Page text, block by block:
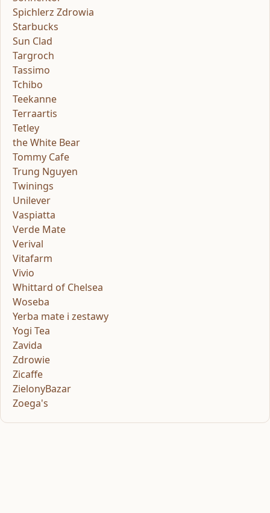
Spichlerz Zdrowia
Starbucks
Sun Clad
Targroch
Tassimo
Tchibo
Teekanne
Terraartis
Tetley
the White Bear
Tommy Cafe
Trung Nguyen
Twinings
Unilever
Vaspiatta
Verde Mate
Verival
Vitafarm
Vivio
Whittard of Chelsea
Woseba
Yerba mate i zestawy
Yogi Tea
Zavida
Zdrowie
Zicaffe
ZielonyBazar
Zoega's